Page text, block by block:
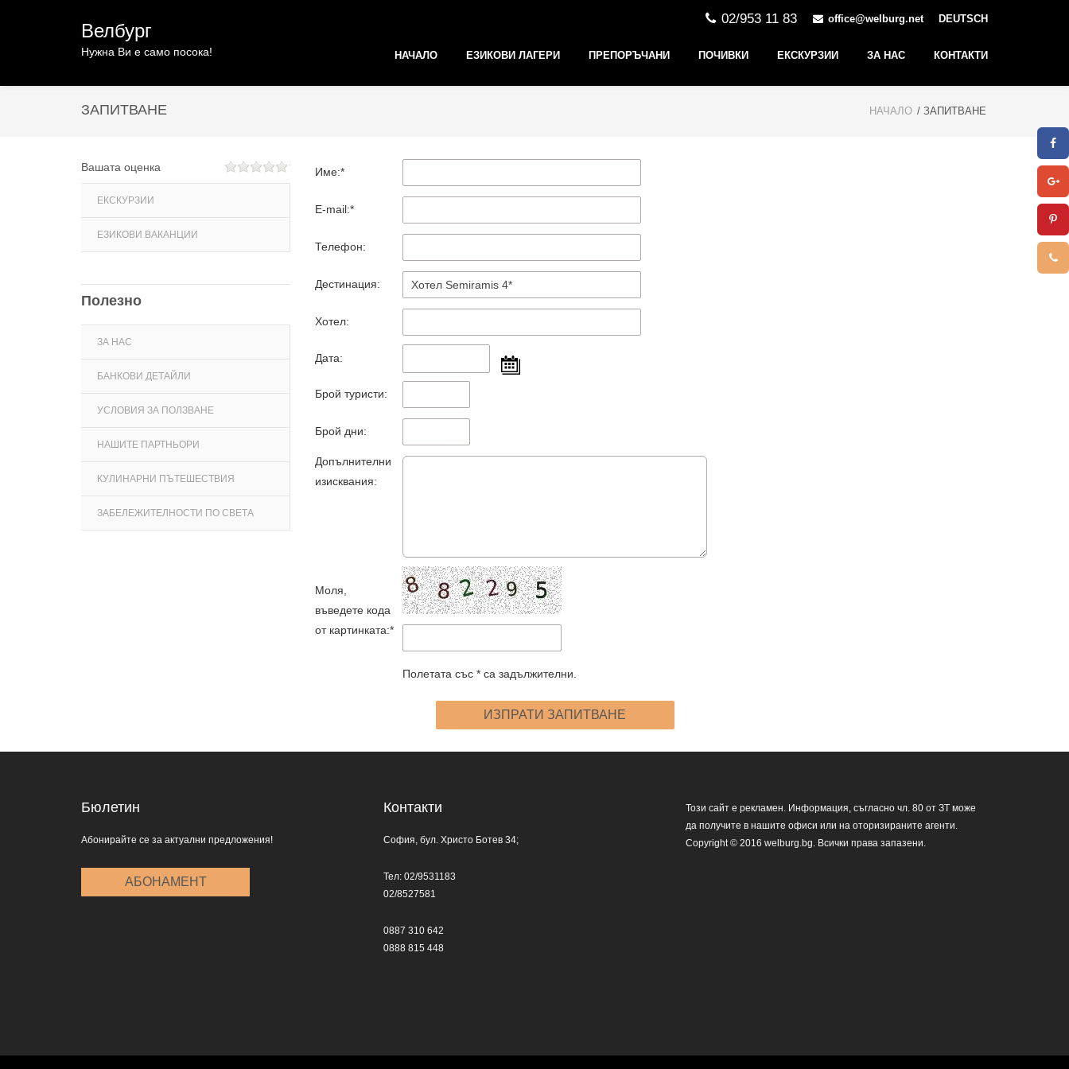
02/953 11 83 office@welburg.net DEUTSCH
Велбург
Нужна Ви е само посока! НАЧАЛО ЕЗИКОВИ ЛАГЕРИ ПРЕПОРЪЧАНИ ПОЧИВКИ ЕКСКУРЗИИ ЗА НАС КОНТАКТИ
ЗАПИТВАНЕ НАЧАЛО / ЗАПИТВАНЕ
Вашата оценка
ЕКСКУРЗИИ
ЕЗИКОВИ ВАКАНЦИИ
Полезно
ЗА НАС
БАНКОВИ ДЕТАЙЛИ
УСЛОВИЯ ЗА ПОЛЗВАНЕ
НАШИТЕ ПАРТНЬОРИ
КУЛИНАРНИ ПЪТЕШЕСТВИЯ
ЗАБЕЛЕЖИТЕЛНОСТИ ПО СВЕТА
Име:*
E-mail:*
Телефон:
Дестинация:
Хотел:
Дата:
Брой туристи:
Брой дни:
Допълнителни
изисквания:
Моля,
въведете кода
от картинката:*
Полетата със * са задължителни.
Бюлетин
Абонирайте се за актуални предложения!
АБОНАМЕНТ
Контакти
София, бул. Христо Ботев 34;
Тел: 02/9531183
02/8527581
0887 310 642
0888 815 448
Този сайт е рекламен. Информация, съгласно чл. 80 от ЗТ може
да получите в нашите офиси или на оторизираните агенти.
Copyright © 2016 welburg.bg. Всички права запазени.